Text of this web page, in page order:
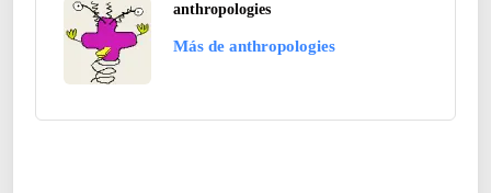
anthropologies
Más de anthropologies